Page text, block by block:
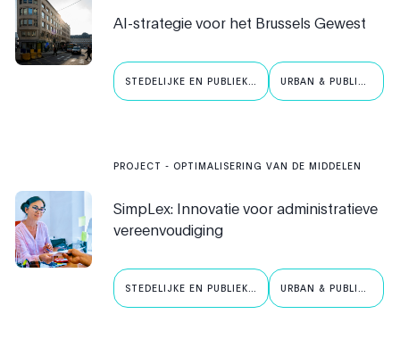
AI-strategie voor het Brussels Gewest
STEDELIJKE EN PUBLIEKE
URBAN & PUBLIC
PROJECT - OPTIMALISERING VAN DE MIDDELEN
SimpLex: Innovatie voor administratieve
vereenvoudiging
STEDELIJKE EN PUBLIEKE
URBAN & PUBLIC